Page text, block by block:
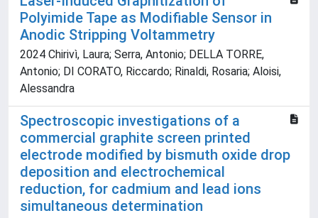
Polyimide Tape as Modifiable Sensor in
Anodic Stripping Voltammetry
2024 Chirivì, Laura; Serra, Antonio; DELLA TORRE,
Antonio; DI CORATO, Riccardo; Rinaldi, Rosaria; Aloisi,
Alessandra
Spectroscopic investigations of a
commercial graphite screen printed
electrode modified by bismuth oxide drop
deposition and electrochemical
reduction, for cadmium and lead ions
simultaneous determination